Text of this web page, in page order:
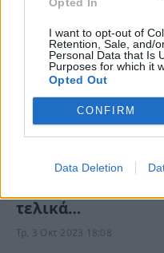
I want to opt-out of
Retention, Sale, and/
Personal Data that Is
Purposes for which it
Opted Out
CONFIRM
Data Deletion
Σοκάρουν τα νέα
τελικά…
Τρ, 3 Οκτ 2023 18:08